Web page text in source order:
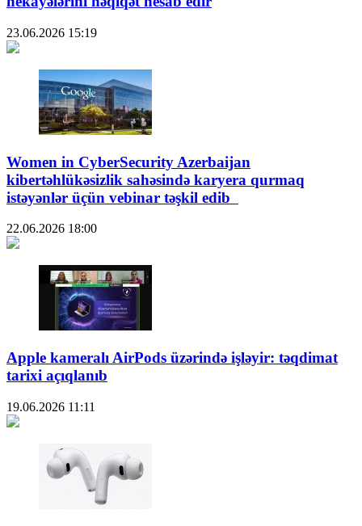
23.06.2026 15:19
Women in CyberSecurity Azerbaijan
kibertəhlükəsizlik sahəsində karyera qurmaq
istəyənlər üçün vebinar təşkil edib
22.06.2026 18:00
Apple kameralı AirPods üzərində işləyir: təqdimat
tarixi açıqlanıb
19.06.2026 11:11